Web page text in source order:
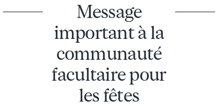
Message
important à la
communauté
facultaire pour
les fêtes